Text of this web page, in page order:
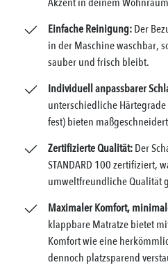
Einfache Reinigung:Der
in der Maschine waschbar,
sauber und frisch bleibt.
Individuell anpassbarer
unterschiedliche
fest) bieten
Zertifizierte Qualität:Der
STANDARD 100 zertifiziert,
umweltfreundliche Qualität
Maximaler Komfort,
klappbare Matratze bietet
Komfort wie eine
dennoch platzsparend